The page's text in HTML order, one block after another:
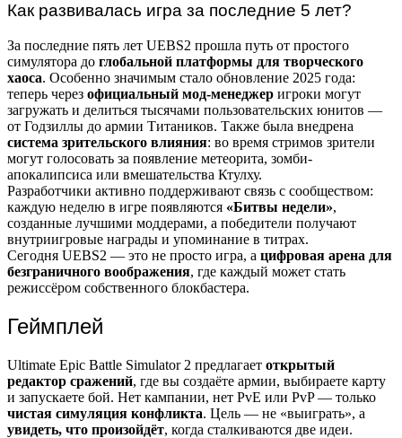
Как развивалась игра за последние 5 лет?
За последние пять лет UEBS2 прошла путь от простого
симулятора до глобальной платформы для творческого
хаоса. Особенно значимым стало обновление 2025 года:
теперь через официальный мод-менеджер игроки могут
загружать и делиться тысячами пользовательских юнитов —
от Годзиллы до армии Титаников. Также была внедрена
система зрительского влияния: во время стримов зрители
могут голосовать за появление метеорита, зомби-
апокалипсиса или вмешательства Ктулху.
Разработчики активно поддерживают связь с сообществом:
каждую неделю в игре появляются «Битвы недели»,
созданные лучшими моддерами, а победители получают
внутриигровые награды и упоминание в титрах.
Сегодня UEBS2 — это не просто игра, а цифровая арена для
безграничного воображения, где каждый может стать
режиссёром собственного блокбастера.
Геймплей
Ultimate Epic Battle Simulator 2 предлагает открытый
редактор сражений, где вы создаёте армии, выбираете карту
и запускаете бой. Нет кампании, нет PvE или PvP — только
чистая симуляция конфликта. Цель — не «выиграть», а
увидеть, что произойдёт, когда сталкиваются две идеи.